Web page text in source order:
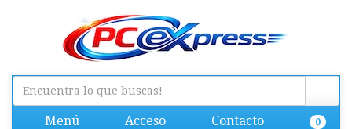
Menú Acceso Contacto 0